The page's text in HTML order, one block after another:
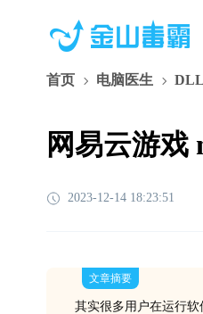
首页 电脑医生
网易云游戏
2023-12-14 18:23:51
文章摘要
其实很多用户在运行